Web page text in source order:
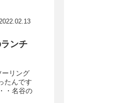
ンチ
ーリング
たんです
・名谷の